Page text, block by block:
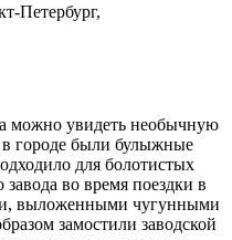
Петербург,
можно увидеть необычную
городе были булыжные
для болотистых
во время поездки в
выложенными чугунными
замостили заводской